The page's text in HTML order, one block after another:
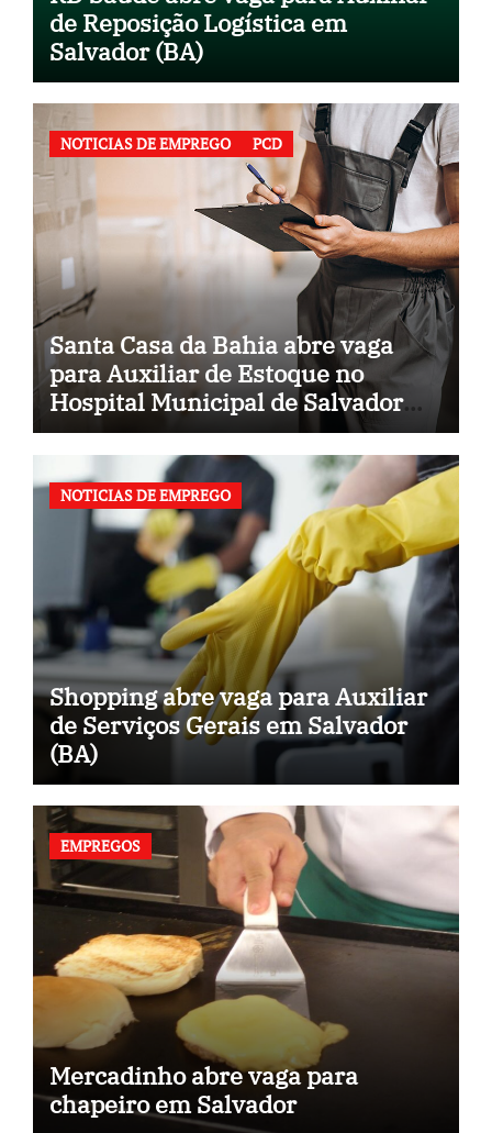
de Reposição Logística em
Salvador (BA)
NOTICIAS DE EMPREGO PCD
Santa Casa da Bahia abre vaga
para Auxiliar de Estoque no
Hospital Municipal de Salvador
(BA)
NOTICIAS DE EMPREGO
Shopping abre vaga para Auxiliar
de Serviços Gerais em Salvador
(BA)
EMPREGOS
Mercadinho abre vaga para
chapeiro em Salvador